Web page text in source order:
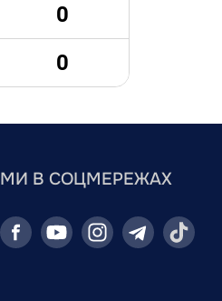
0
0
МИ В СОЦМЕРЕЖАХ